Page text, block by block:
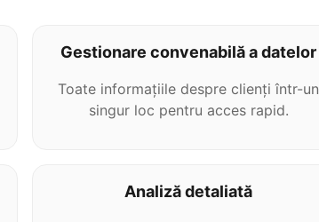
Gestionare convenabilă a datelor
Toate informațiile despre clienți într-un
singur loc pentru acces rapid.
Analiză detaliată